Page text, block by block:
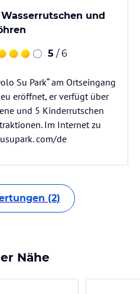
und
5 / 6
Su Park“ am Ortseingang
eröffnet, er verfügt über
und 5 Kinderrutschen
Im Internet zu
com/de
(2)
Nähe